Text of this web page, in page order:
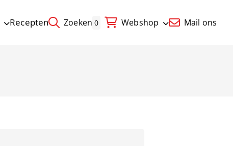
Recepten Zoeken 0 Webshop Mail ons